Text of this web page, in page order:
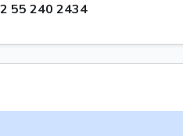
55 240 2434